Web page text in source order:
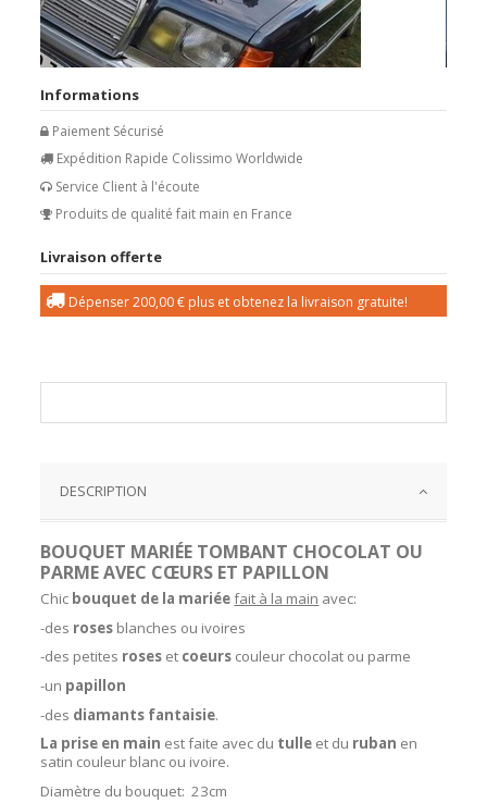
Informations
Paiement Sécurisé
Expédition Rapide Colissimo Worldwide
Service Client à l'écoute
Produits de qualité fait main en France
Livraison offerte
Dépenser200,00 € plus et obtenez la livraison gratuite!
DESCRIPTION
BOUQUET MARIÉE TOMBANT CHOCOLAT OU
PARME AVEC CŒURS ET PAPILLON
Chic bouquet de la mariéefait à la main avec:
-des roses blanches ou ivoires
-des petites roses et coeurs couleur chocolat ou parme
-un papillon
-des diamants fantaisie.
La prise en main est faite avec du tulle et du ruban en
satin couleur blanc ou ivoire.
Diamètre du bouquet: 23cm